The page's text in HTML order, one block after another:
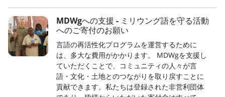
MDWgへの支援 - ミリウング語を守る活動
へのご寄付のお願い
言語の再活性化プログラムを運営するために
は、多大な費用がかかります。 MDWgを支援し
ていただくことで、コミュニティの人々が言
語・文化・土地とのつながりを取り戻すことに
貢献できます。私たちは登録された非営利団体